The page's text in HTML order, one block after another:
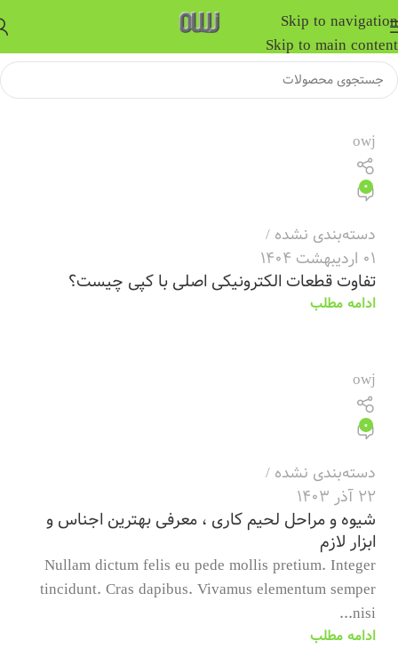
Skip to navigation
Skip to main content
owj
0
دسته‌بندی نشده
01 اردیبهشت 1404
تفاوت قطعات الکترونیکی اصلی با کپی چیست؟
ادامه مطلب
owj
0
دسته‌بندی نشده
22 آذر 1403
شیوه و مراحل لحیم کاری ، معرفی بهترین اجناس و
ابزار لازم
Nullam dictum felis eu pede mollis pretium. Integer
tincidunt. Cras dapibus. Vivamus elementum semper
nisi...
ادامه مطلب